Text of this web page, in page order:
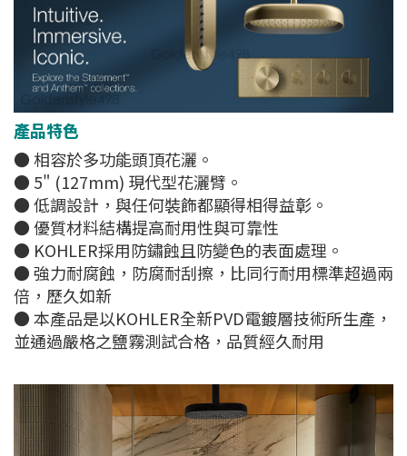
產品特色
● 相容於多功能頭頂花灑。
● 5" (127mm) 現代型花灑臂。
● 低調設計，與任何裝飾都顯得相得益彰。
● 優質材料結構提高耐用性與可靠性
● KOHLER採用防鏽蝕且防變色的表面處理。
● 強力耐腐蝕，防腐耐刮擦，比同行耐用標準超過兩
倍，歷久如新
● 本產品是以KOHLER全新PVD電鍍層技術所生產，
並通過嚴格之鹽霧測試合格，品質經久耐用